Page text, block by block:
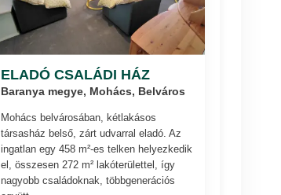
ELADÓ CSALÁDI HÁZ
Baranya megye, Mohács, Belváros
Mohács belvárosában, kétlakásos
társasház belső, zárt udvarral eladó. Az
ingatlan egy 458 m²-es telken helyezkedik
el, összesen 272 m² lakóterülettel, így
nagyobb családoknak, többgenerációs